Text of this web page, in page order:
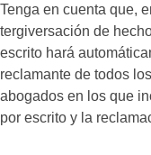
Tenga en cuenta que,
tergiversación de
escrito hará
reclamante de todos
abogados en los que
por escrito y la